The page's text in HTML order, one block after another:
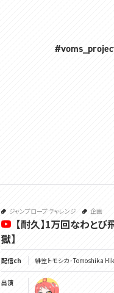
ジャンプロープ チャレンジ 企画
【耐久】1万回なわとび
獄】
配信ch 緋笠トモシカ - Tomoshika
出演